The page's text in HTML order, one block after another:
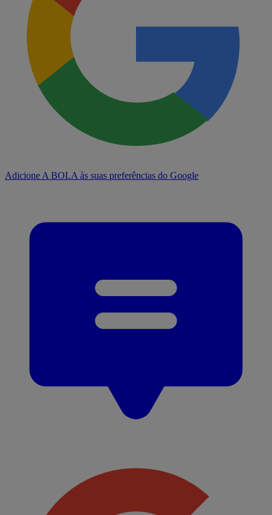
Adicione A BOLA às suas preferências do Google